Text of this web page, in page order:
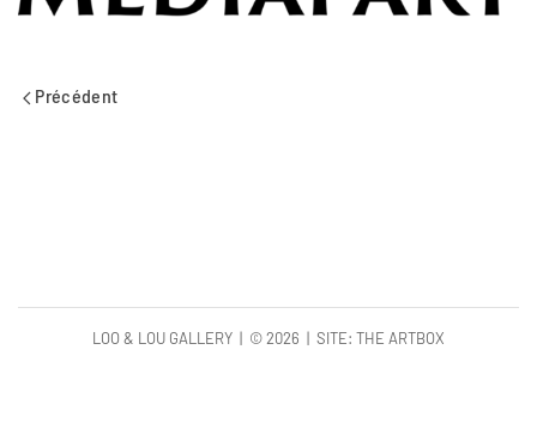
Précédent
LOO & LOU GALLERY | ©2026 | SITE: THE ARTBOX